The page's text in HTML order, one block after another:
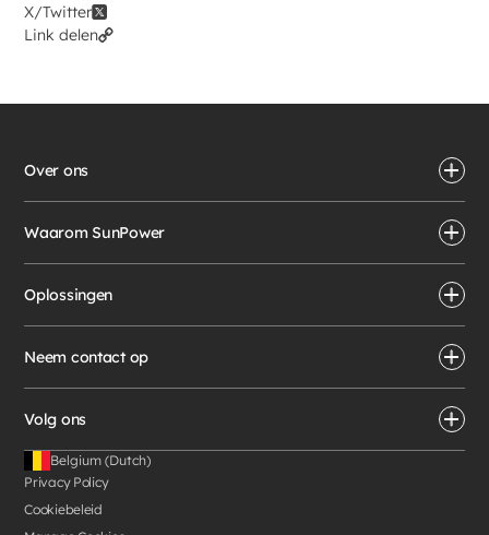
X/Twitter
Link delen
Over ons
Waarom SunPower
Oplossingen
Neem contact op
Volg ons
Privacy Policy
Cookiebeleid
Belgium (Dutch)